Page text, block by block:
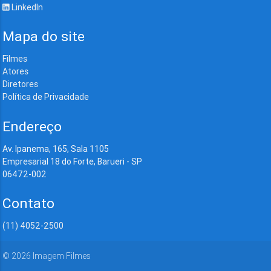
LinkedIn
Mapa do site
Filmes
Atores
Diretores
Política de Privacidade
Endereço
Av. Ipanema, 165, Sala 1105
Empresarial 18 do Forte, Barueri - SP
06472-002
Contato
(11) 4052-2500
© 2026 Imagem Filmes